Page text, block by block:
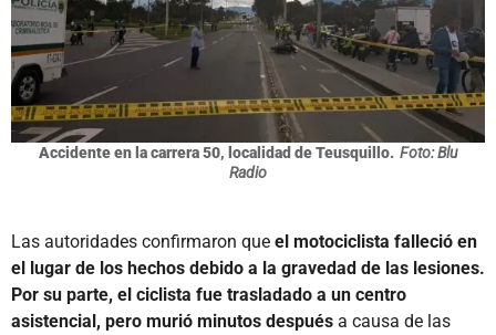
Accidente en la carrera 50, localidad de Teusquillo. Foto: Blu
Radio
Las autoridades confirmaron que el motociclista falleció en
el lugar de los hechos debido a la gravedad de las lesiones.
Por su parte, el ciclista fue trasladado a un centro
asistencial, pero murió minutos después a causa de las